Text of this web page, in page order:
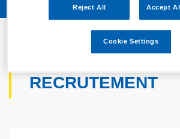
RECRUTEMENT
Reject All Accept
Cookie Settings